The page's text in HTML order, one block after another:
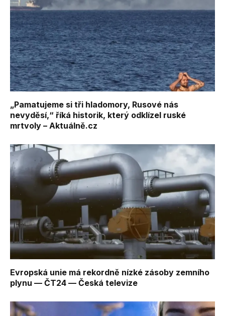
„Pamatujeme si tři hladomory, Rusové nás
nevyděsí,“ říká historik, který odklízel ruské
mrtvoly – Aktuálně.cz
Evropská unie má rekordně nízké zásoby zemního
plynu — ČT24 — Česká televize